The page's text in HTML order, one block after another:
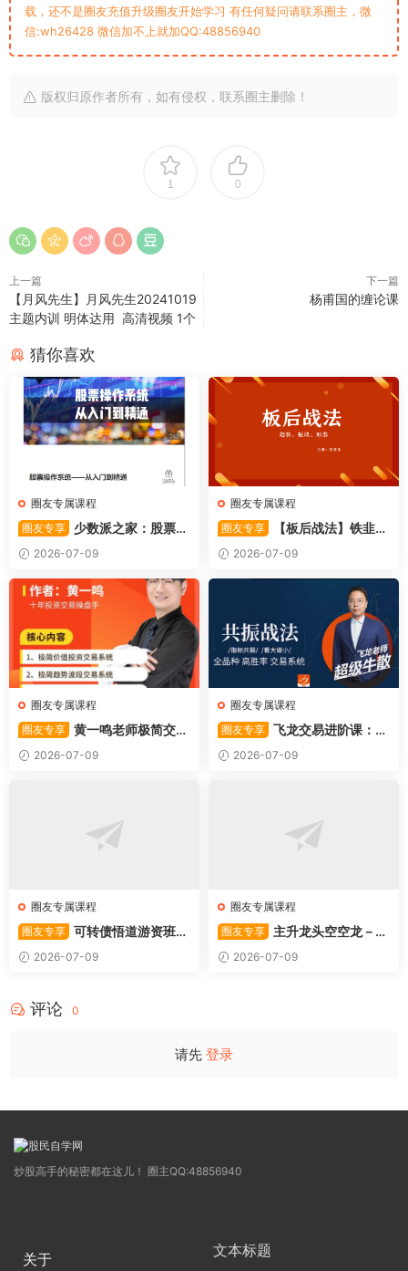
载，还不是圈友充值升级圈友开始学习 有任何疑问请联系圈主，微
信:wh26428 微信加不上就加QQ:48856940
版权归原作者所有，如有侵权，联系圈主删除！
1 0
上一篇
【月风先生】月风先生20241019
主题内训 明体达用 高清视频 1个
下一篇
杨甫国的缠论课
猜你喜欢
圈友专属课程
圈友专享
少数派之家：股票操
作系统—从入门到精通
2026-07-09
圈友专属课程
圈友专享
【板后战法】铁韭菜
板后强势战法
2026-07-09
圈友专属课程
圈友专享 黄一鸣老师极简交易
系统2026-07-09
圈友专属课程
圈友专享 飞龙交易进阶课：共
振战法
2026-07-09
圈友专属课程
圈友专享 可转债悟道游资班出
奇系列悟道系列守正系列课程-
卓妍
2026-07-09
圈友专属课程
圈友专享
主升龙头空空龙－竞
价抢筹盘口的量化公式与十几
年的体系干货，全篇2026061
2026-07-09
评论 0
请先 登录
炒股高手的秘密都在这儿！ 圈主QQ:48856940
关于 文本标题